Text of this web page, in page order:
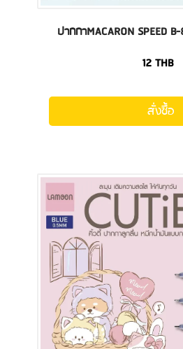
ปากกาMACARON SPEED
12THB
สั่งซื้อ